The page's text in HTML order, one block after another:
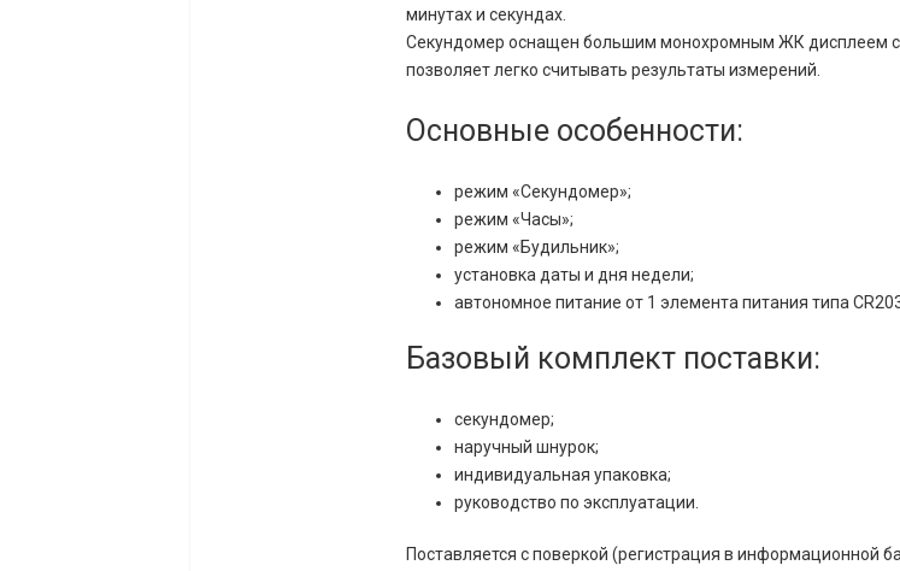
минутах и секундах.
Секундомер оснащен большим монохромным ЖК дисплеем
позволяет легко считывать результаты измерений.
Основные особенности:
режим «Секундомер»;
режим «Часы»;
режим «Будильник»;
установка даты и дня недели;
автономное питание от 1 элемента питания типа
Базовый комплект поставки:
секундомер;
наручный шнурок;
индивидуальная упаковка;
руководство по эксплуатации.
Поставляется с поверкой (регистрация в информационной